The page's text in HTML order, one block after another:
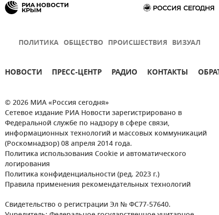
ПОЛИТИКА ОБЩЕСТВО ПРОИСШЕСТВИЯ ВИЗУАЛ
НОВОСТИ ПРЕСС-ЦЕНТР РАДИО КОНТАКТЫ
© 2026 МИА «Россия сегодня»
Сетевое издание РИА Новости зарегистрировано в
Федеральной службе по надзору в сфере связи,
информационных технологий и массовых коммуникаций
(Роскомнадзор) 08 апреля 2014 года.
Политика использования Cookie и автоматического
логирования
Политика конфиденциальности (ред. 2023 г.)
Правила применения рекомендательных технологий
Свидетельство о регистрации Эл № ФС77-57640.